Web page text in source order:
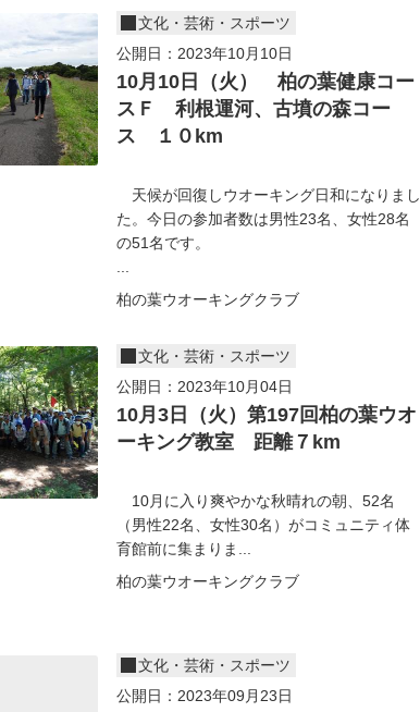
文化・芸術・スポーツ
公開日：2023年10月10日
10月10日（火） 柏の葉健康コー
スＦ 利根運河、古墳の森コー
ス １０km
天候が回復しウオーキング日和になりまし
た。今日の参加者数は男性23名、女性28名
の51名です。
柏の葉ウオーキングクラブ
文化・芸術・スポーツ
公開日：2023年10月04日
10月3日（火）第197回柏の葉ウオ
ーキング教室 距離７km
10月に入り爽やかな秋晴れの朝、52名
（男性22名、女性30名）がコミュニティ体
育館前に集まりま...
柏の葉ウオーキングクラブ
文化・芸術・スポーツ
公開日：2023年09月23日